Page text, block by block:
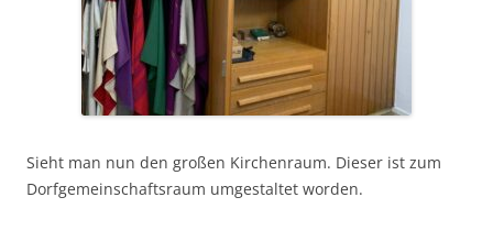
Sieht man nun den großen Kirchenraum. Dieser ist zum
Dorfgemeinschaftsraum umgestaltet worden.